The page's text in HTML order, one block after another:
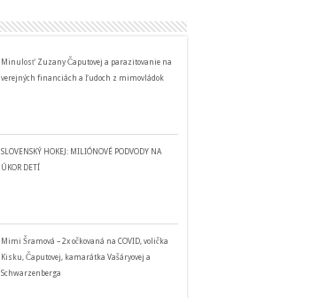
Minulosť Zuzany Čaputovej a parazitovanie na
verejných financiách a ľudoch z mimovládok
SLOVENSKÝ HOKEJ: MILIÓNOVÉ PODVODY NA
ÚKOR DETÍ
Mimi Šramová – 2x očkovaná na COVID, volička
Kisku, Čaputovej, kamarátka Vašáryovej a
Schwarzenberga